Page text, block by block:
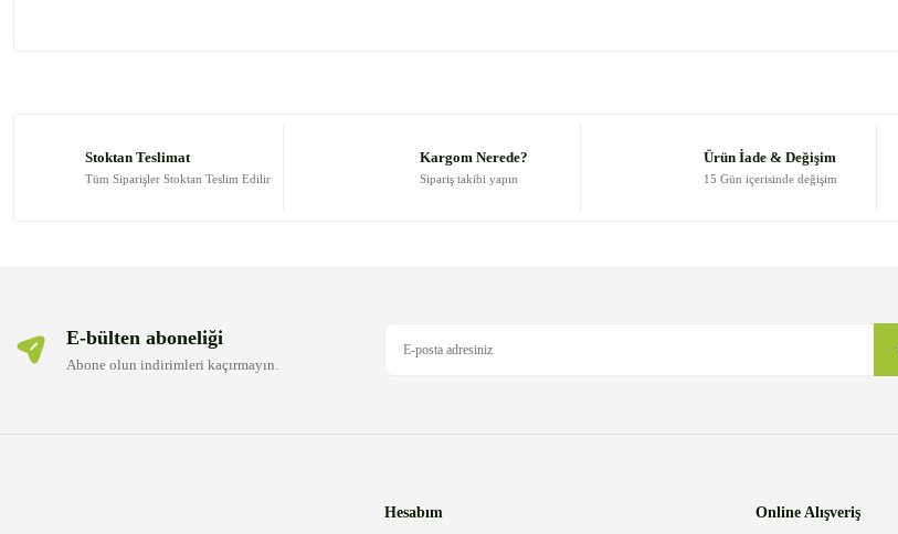
Ürün bilgilerinde hatalar bulunuyor.
Stoktan Teslimat
Tüm Siparişler Stoktan Teslim Edilir
Kargom Nerede?
Sipariş takibi yapın
Ürün İade & Değişim
15 Gün içerisinde değişim
E-bülten aboneliği
Abone olun indirimleri kaçırmayın.
Hesabım Online Alışveriş